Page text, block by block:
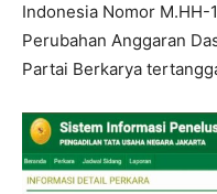
Indonesia Nomor M.HH-
Perubahan Anggaran
Partai Berkarya